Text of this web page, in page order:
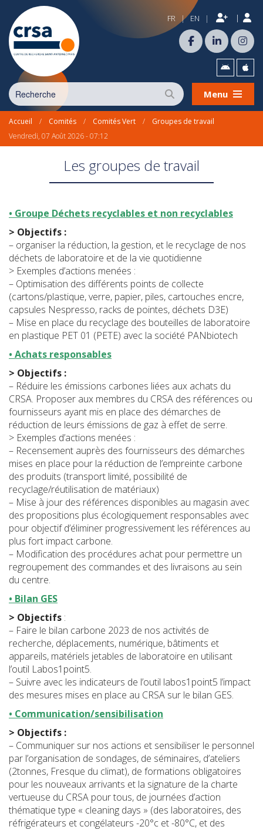
FR | EN | |
Menu
Accueil / Comités / Comités Vert /
Groupes de travail
Vendredi, 07 Août 2026 - 07:12
Les groupes de travail
• Groupe Déchets recyclables et non recyclables
> Objectifs :
– organiser la réduction, la gestion, et le recyclage de nos
déchets de laboratoire et de la vie quotidienne
> Exemples d’actions menées :
– Optimisation des différents points de collecte
(cartons/plastique, verre, papier, piles, cartouches encre,
capsules Nespresso, racks de pointes, déchets D3E)
– Mise en place du recyclage des bouteilles de laboratoire
en plastique PET 01 (PETE) avec la société PANbiotech
• Achats responsables
> Objectifs :
– Réduire les émissions carbones liées aux achats du
CRSA. Proposer aux membres du CRSA des références ou
fournisseurs ayant mis en place des démarches de
réduction de leurs émissions de gaz à effet de serre.
> Exemples d’actions menées :
– Recensement auprès des fournisseurs des démarches
mises en place pour la réduction de l’empreinte carbone
des produits (transport limité, possibilité de
recyclage/réutilisation de matériaux)
– Mise à jour des références disponibles au magasin avec
des propositions plus écologiquement responsables avec
pour objectif d’éliminer progressivement les références au
plus fort impact carbone.
– Modification des procédures achat pour permettre un
regroupement des commandes et des livraisons au sein
du centre.
• Bilan GES
> Objectifs :
– Faire le bilan carbone 2023 de nos activités de
recherche, déplacements, numérique, bâtiments et
appareils, matériels jetables de laboratoire en utilisant
l’outil Labos1point5.
– Suivre avec les indicateurs de l’outil labos1point5 l’impact
des mesures mises en place au CRSA sur le bilan GES.
• Communication/sensibilisation
> Objectifs :
– Communiquer sur nos actions et sensibiliser le personnel
par l’organisation de sondages, de séminaires, d’ateliers
(2tonnes, Fresque du climat), de formations obligatoires
pour les nouveaux arrivants et la signature de la charte
vertueuse du CRSA pour tous, de journées d’action
thématique type « cleaning days » (des laboratoires, des
réfrigérateurs et congélateurs -20°c et -80°C, et des